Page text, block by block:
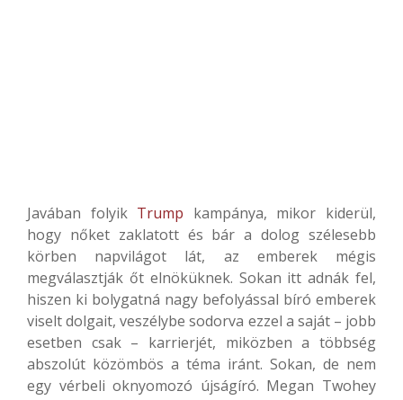
Javában folyik Trump kampánya, mikor kiderül,
hogy nőket zaklatott és bár a dolog szélesebb
körben napvilágot lát, az emberek mégis
megválasztják őt elnöküknek. Sokan itt adnák fel,
hiszen ki bolygatná nagy befolyással bíró emberek
viselt dolgait, veszélybe sodorva ezzel a saját – jobb
esetben csak – karrierjét, miközben a többség
abszolút közömbös a téma iránt. Sokan, de nem
egy vérbeli oknyomozó újságíró. Megan Twohey